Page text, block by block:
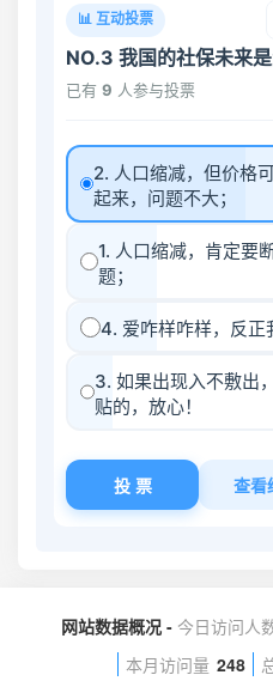
网站数据概况 - 今日访问人
本月访问量 248